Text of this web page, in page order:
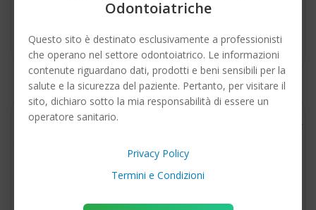
Gengivale IDS
66,33 €
BlancOne® ARCUS+
1.249,00 €
Odontoiatriche
Questo sito è destinato esclusivamente a professionisti
che operano nel settore odontoiatrico. Le informazioni
contenute riguardano dati, prodotti e beni sensibili per la
salute e la sicurezza del paziente. Pertanto, per visitare il
sito, dichiaro sotto la mia responsabilità di essere un
operatore sanitario.
Privacy Policy
Termini e Condizioni